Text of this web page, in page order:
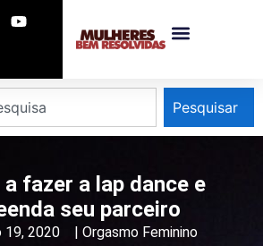
Pesquisar
fazer a lap dance e
seu parceiro
19, 2020 | Orgasmo Feminino